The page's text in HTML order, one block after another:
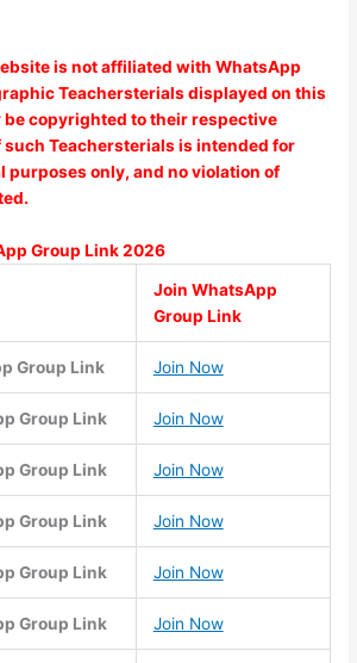
is not affiliated with WhatsApp
Teachersterials displayed on this
be copyrighted to their respective
such Teachersterials is intended for
purposes only, and no violation of
GroupLink 2026
Join WhatsApp
Group Link
Group Link Join Now
Group Link Join Now
Group Link Join Now
Group Link Join Now
Group Link Join Now
Group Link Join Now